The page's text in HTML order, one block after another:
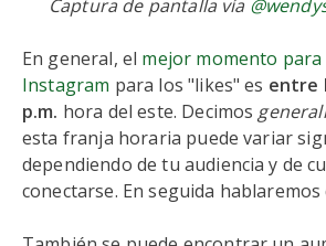
Captura de pantalla vía
En general, el mejor momento
Instagram para los "likes" es entre
p.m. hora del este. Decimos
esta franja horaria puede variar
dependiendo de tu audiencia y de
conectarse. En seguida hablaremos